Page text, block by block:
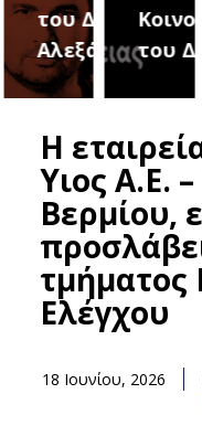
του Δήμου
Αλεξάνδρειας
του
Η
Υιος Α.Ε.
Βερμίου,
τμήματος
Ελέγχου
18 Ιουνίου, 2026